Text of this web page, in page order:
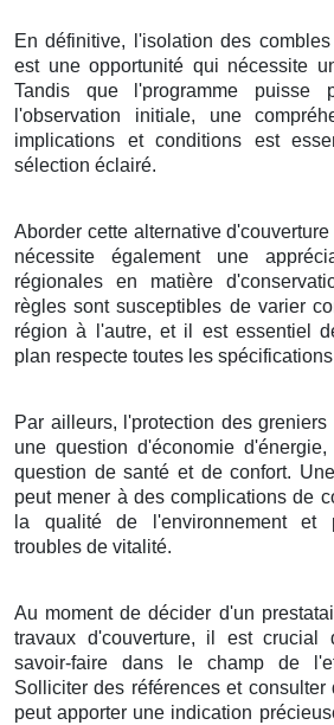
En définitive, l'isolation des combles
est uneopportunité qui nécessite
Tandis quel'programme puisse
l'observation initiale, une
implications etconditions est
sélection éclairé.
Aborder cette alternatived'couverture
nécessite
égalementune
régionales en matière d'
règles sont susceptibles de varier
région à l'autre, et il est essentiel
plan respecte toutes les spécifications
Par ailleurs, l'protection desgreniers
une question d'économie d'énergie,
question desanté et deconfort. Une
peut mener à descomplications de
la qualitéde l'environnementet
troubles de vitalité.
Au moment de décider d'un
travaux d'couverture, il est crucial
savoir-faire dans le champ de l'
Solliciter des référenceset consulter
peutapporter une indication